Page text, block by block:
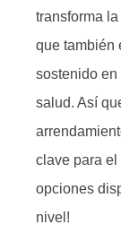
transforma
que también
sostenido en
salud. Así
clave para el
opciones
nivel!